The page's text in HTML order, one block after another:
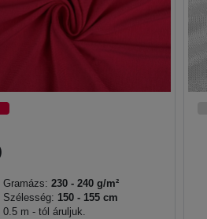
Gramázs: 230 - 240 g/m²
Szélesség: 150 - 155 cm
0.5 m - tól áruljuk.